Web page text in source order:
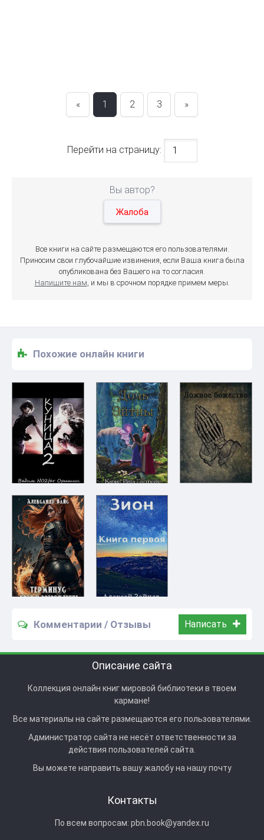
« 1 2 3 »
Перейти на страницу:
Вы автор?
Жалоба
Все книги на сайте размещаются его пользователями.
Приносим свои глубочайшие извинения, если Ваша книга была
опубликована без Вашего на то согласия.
Напишите нам , и мы в срочном порядке примем меры.
Похожие онлайн книги
Комментарии / Отзывы Написать
Описание сайта
Коллекция онлайн книг мировой библиотеки в твоем
кармане!
Все материалы на сайте размещаются его пользователями.
Администратор сайта не несёт ответственности за
действия пользователей сайта.
Вы можете направить вашу жалобу на нашу почту
Контакты
По всем вопросам: pbn.book@yandex.ru